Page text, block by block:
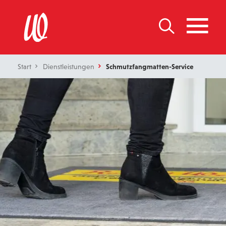
Start Dienstleistungen Schmutzfangmatten-Service